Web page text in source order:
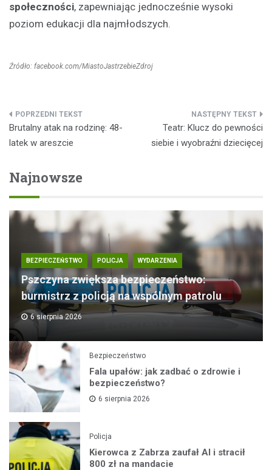
społeczności, zapewniając jednocześnie wysoki
poziom edukacji dla najmłodszych.
Źródło: facebook.com/MiastoJastrzebieZdroj
Nawigacja
wpisu
Brutalny atak na rodzinę: 48-
latek w areszcie
Teatr: Klucz do pewności
siebie i wyobraźni dziecięcej
Najnowsze
BEZPIECZEŃSTWO POLICJA WYDARZENIA
Pszczyna zwiększa bezpieczeństwo:
burmistrz z policją na wspólnym patrolu
6 sierpnia 2026
Bezpieczeństwo
Fala upałów: jak zadbać o zdrowie i
bezpieczeństwo?
6 sierpnia 2026
Policja
Kierowca z Zabrza zaufał AI i stracił
800 zł na mandacie